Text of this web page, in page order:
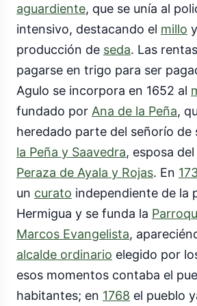
aguardiente, que se unía al
intensivo, destacando el millo
producción de seda. Las
pagarse en trigo para ser
Agulo se incorpora en 1652 al
fundado por Ana de la Peña,
heredado parte del señorío de
la Peña y Saavedra, esposa
Peraza de Ayala y Rojas. En
un curato independiente de la
Hermigua y se funda la
Marcos Evangelista,
alcalde ordinario elegido por
esos momentos contaba el
habitantes; en 1768 el pueblo